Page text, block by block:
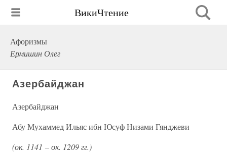
ВикиЧтение
Афоризмы
Ермишин Олег
Азербайджан
Азербайджан
Абу Мухаммед Ильяс ибн Юсуф Низами Гянджеви
(ок. 1141 – ок. 1209 гг.)